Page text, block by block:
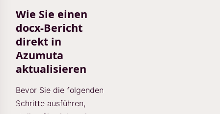
Wie Sie einen
docx-Bericht
direkt in
Azumuta
aktualisieren
Bevor Sie die folgenden
Schritte ausführen,